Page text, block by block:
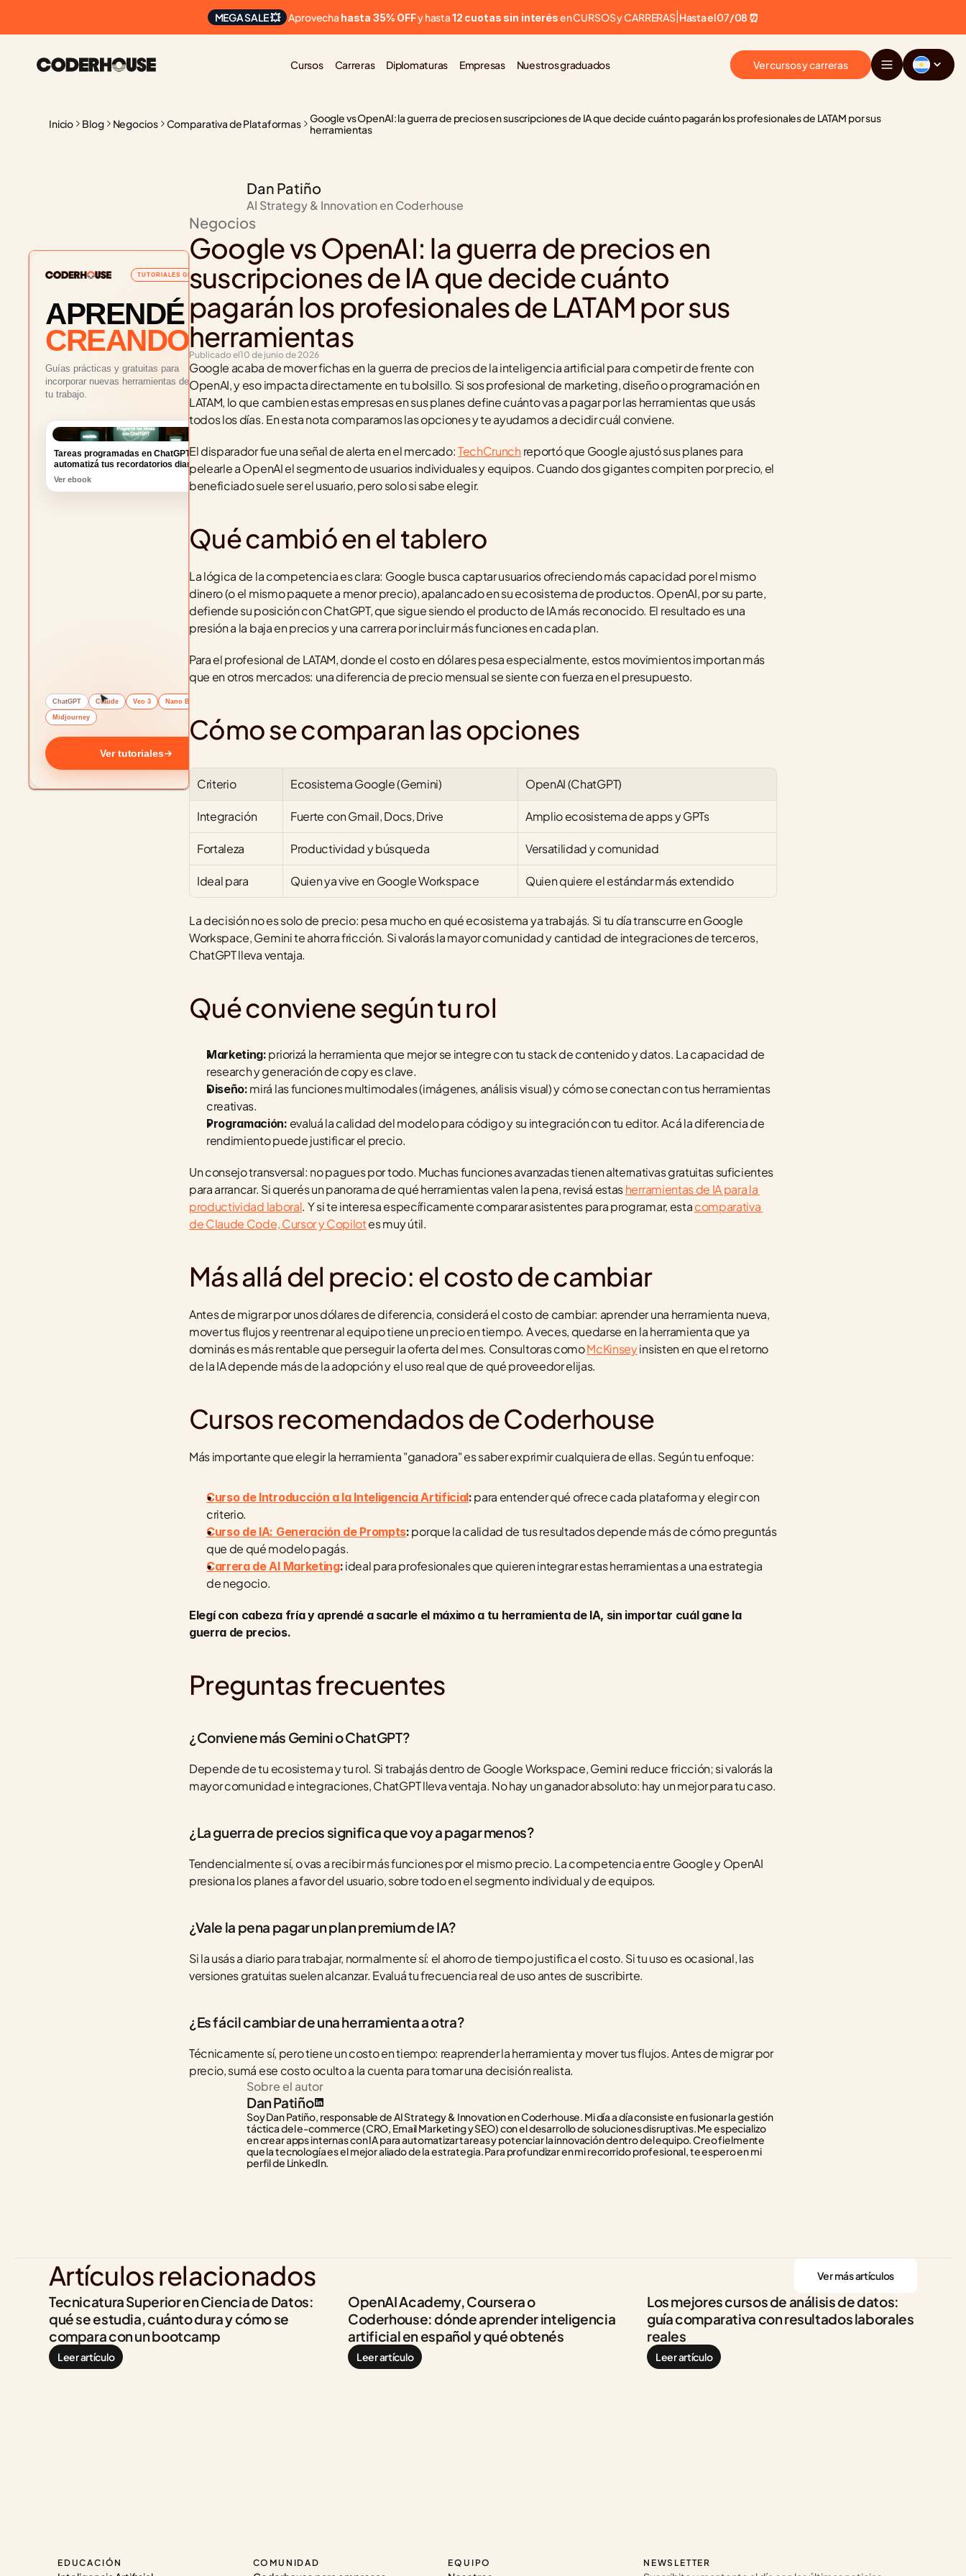
MEGA SALE 💥 Aprovecha hasta 35% OFF y hasta 12 cuotas sin interés en CURSOS y CARRERAS| Hasta el 07/08 ⏰
Cursos Carreras Diplomaturas Empresas Nuestros graduados Ver cursos y carreras
Inicio Blog Negocios Comparativa de Plataformas
Google vs OpenAI: la guerra de precios en suscripciones de IA que decide cuánto pagarán los profesionales de LATAM por sus
herramientas
TUTORIALES GRATUITOS
APRENDÉ
CREANDO
Guías prácticas y gratuitas para
incorporar nuevas herramientas de IA a
tu trabajo.
Tareas programadas en ChatGPT:
automatizá tus recordatorios diarios
Ver ebook
ChatGPT Claude Veo 3 Nano Banana
Midjourney
Ver tutoriales
Dan Patiño
AI Strategy & Innovation en Coderhouse
Negocios
Google vs OpenAI: la guerra de precios en
suscripciones de IA que decide cuánto
pagarán los profesionales de LATAM por sus
herramientas
Publicado el10 de junio de 2026
Google acaba de mover fichas en la guerra de precios de la inteligencia artificial para competir de frente con
OpenAI, y eso impacta directamente en tu bolsillo. Si sos profesional de marketing, diseño o programación en
LATAM, lo que cambien estas empresas en sus planes define cuánto vas a pagar por las herramientas que usás
todos los días. En esta nota comparamos las opciones y te ayudamos a decidir cuál conviene.
El disparador fue una señal de alerta en el mercado: TechCrunch reportó que Google ajustó sus planes para
pelearle a OpenAI el segmento de usuarios individuales y equipos. Cuando dos gigantes compiten por precio, el
beneficiado suele ser el usuario, pero solo si sabe elegir.
Qué cambió en el tablero
La lógica de la competencia es clara: Google busca captar usuarios ofreciendo más capacidad por el mismo
dinero (o el mismo paquete a menor precio), apalancado en su ecosistema de productos. OpenAI, por su parte,
defiende su posición con ChatGPT, que sigue siendo el producto de IA más reconocido. El resultado es una
presión a la baja en precios y una carrera por incluir más funciones en cada plan.
Para el profesional de LATAM, donde el costo en dólares pesa especialmente, estos movimientos importan más
que en otros mercados: una diferencia de precio mensual se siente con fuerza en el presupuesto.
Cómo se comparan las opciones
Criterio Ecosistema Google (Gemini) OpenAI (ChatGPT)
Integración Fuerte con Gmail, Docs, Drive Amplio ecosistema de apps y GPTs
Fortaleza Productividad y búsqueda Versatilidad y comunidad
Ideal para Quien ya vive en Google Workspace Quien quiere el estándar más extendido
La decisión no es solo de precio: pesa mucho en qué ecosistema ya trabajás. Si tu día transcurre en Google
Workspace, Gemini te ahorra fricción. Si valorás la mayor comunidad y cantidad de integraciones de terceros,
ChatGPT lleva ventaja.
Qué conviene según tu rol
Marketing: priorizá la herramienta que mejor se integre con tu stack de contenido y datos. La capacidad de
research y generación de copy es clave.
Diseño: mirá las funciones multimodales (imágenes, análisis visual) y cómo se conectan con tus herramientas
creativas.
Programación: evaluá la calidad del modelo para código y su integración con tu editor. Acá la diferencia de
rendimiento puede justificar el precio.
Un consejo transversal: no pagues por todo. Muchas funciones avanzadas tienen alternativas gratuitas suficientes
para arrancar. Si querés un panorama de qué herramientas valen la pena, revisá estas herramientas de IA para la
productividad laboral. Y si te interesa específicamente comparar asistentes para programar, esta comparativa
de Claude Code, Cursor y Copilot es muy útil.
Más allá del precio: el costo de cambiar
Antes de migrar por unos dólares de diferencia, considerá el costo de cambiar: aprender una herramienta nueva,
mover tus flujos y reentrenar al equipo tiene un precio en tiempo. A veces, quedarse en la herramienta que ya
dominás es más rentable que perseguir la oferta del mes. Consultoras como McKinsey insisten en que el retorno
de la IA depende más de la adopción y el uso real que de qué proveedor elijas.
Cursos recomendados de Coderhouse
Más importante que elegir la herramienta "ganadora" es saber exprimir cualquiera de ellas. Según tu enfoque:
Curso de Introducción a la Inteligencia Artificial: para entender qué ofrece cada plataforma y elegir con
criterio.
Curso de IA: Generación de Prompts: porque la calidad de tus resultados depende más de cómo preguntás
que de qué modelo pagás.
Carrera de AI Marketing: ideal para profesionales que quieren integrar estas herramientas a una estrategia
de negocio.
Elegí con cabeza fría y aprendé a sacarle el máximo a tu herramienta de IA, sin importar cuál gane la
guerra de precios.
Preguntas frecuentes
¿Conviene más Gemini o ChatGPT?
Depende de tu ecosistema y tu rol. Si trabajás dentro de Google Workspace, Gemini reduce fricción; si valorás la
mayor comunidad e integraciones, ChatGPT lleva ventaja. No hay un ganador absoluto: hay un mejor para tu caso.
¿La guerra de precios significa que voy a pagar menos?
Tendencialmente sí, o vas a recibir más funciones por el mismo precio. La competencia entre Google y OpenAI
presiona los planes a favor del usuario, sobre todo en el segmento individual y de equipos.
¿Vale la pena pagar un plan premium de IA?
Si la usás a diario para trabajar, normalmente sí: el ahorro de tiempo justifica el costo. Si tu uso es ocasional, las
versiones gratuitas suelen alcanzar. Evaluá tu frecuencia real de uso antes de suscribirte.
¿Es fácil cambiar de una herramienta a otra?
Técnicamente sí, pero tiene un costo en tiempo: reaprender la herramienta y mover tus flujos. Antes de migrar por
precio, sumá ese costo oculto a la cuenta para tomar una decisión realista.
Sobre el autor
Dan Patiño
Soy Dan Patiño, responsable de AI Strategy & Innovation en Coderhouse. Mi día a día consiste en fusionar la gestión
táctica del e-commerce (CRO, Email Marketing y SEO) con el desarrollo de soluciones disruptivas. Me especializo
en crear apps internas con IA para automatizar tareas y potenciar la innovación dentro del equipo. Creo fielmente
que la tecnología es el mejor aliado de la estrategia. Para profundizar en mi recorrido profesional, te espero en mi
perfil de LinkedIn.
Artículos relacionados Ver más artículos
Tecnicatura Superior en Ciencia de Datos:
qué se estudia, cuánto dura y cómo se
compara con un bootcamp
Leer artículo
OpenAI Academy, Coursera o
Coderhouse: dónde aprender inteligencia
artificial en español y qué obtenés
Leer artículo
Los mejores cursos de análisis de datos:
guía comparativa con resultados laborales
reales
Leer artículo
EDUCACIÓN COMUNIDAD EQUIPO NEWSLETTER